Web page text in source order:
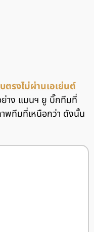
ตรงไม่ผ่านเอเย่นต์
ย่าง แมนฯ ยู บิ๊กทีมที่
าพทีมที่เหนือกว่า ดังนั้น